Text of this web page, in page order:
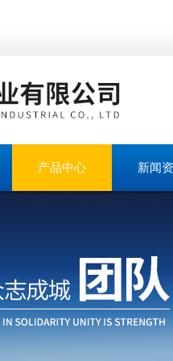
产品中心 新闻